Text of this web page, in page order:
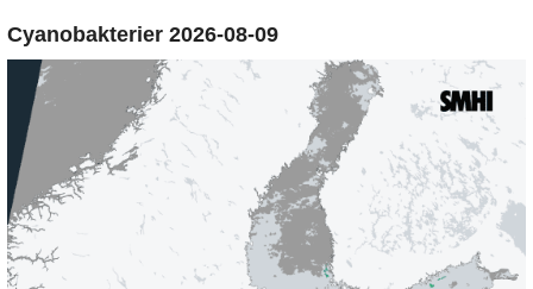
Cyanobakterier 2026-08-09